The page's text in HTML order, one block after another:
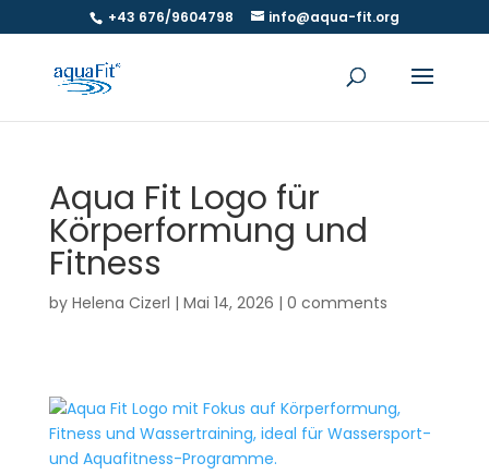
+43 676/9604798 info@aqua-fit.org
Aqua Fit Logo für
Körperformung und
Fitness
by Helena Cizerl | Mai 14, 2026 | 0 comments